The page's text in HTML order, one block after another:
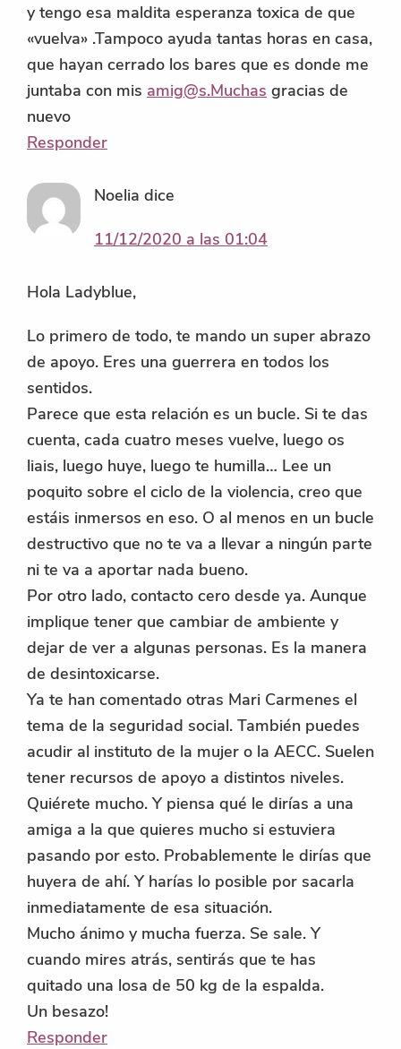
y tengo esa maldita esperanza toxica de que
«vuelva» .Tampoco ayuda tantas horas en casa,
que hayan cerrado los bares que es donde me
juntaba con mis amig@s.Muchas gracias de
nuevo
Responder
Noelia dice
11/12/2020 a las 01:04
Hola Ladyblue,
Lo primero de todo, te mando un super abrazo
de apoyo. Eres una guerrera en todos los
sentidos.
Parece que esta relación es un bucle. Si te das
cuenta, cada cuatro meses vuelve, luego os
liais, luego huye, luego te humilla… Lee un
poquito sobre el ciclo de la violencia, creo que
estáis inmersos en eso. O al menos en un bucle
destructivo que no te va a llevar a ningún parte
ni te va a aportar nada bueno.
Por otro lado, contacto cero desde ya. Aunque
implique tener que cambiar de ambiente y
dejar de ver a algunas personas. Es la manera
de desintoxicarse.
Ya te han comentado otras Mari Carmenes el
tema de la seguridad social. También puedes
acudir al instituto de la mujer o la AECC. Suelen
tener recursos de apoyo a distintos niveles.
Quiérete mucho. Y piensa qué le dirías a una
amiga a la que quieres mucho si estuviera
pasando por esto. Probablemente le dirías que
huyera de ahí. Y harías lo posible por sacarla
inmediatamente de esa situación.
Mucho ánimo y mucha fuerza. Se sale. Y
cuando mires atrás, sentirás que te has
quitado una losa de 50 kg de la espalda.
Un besazo!
Responder